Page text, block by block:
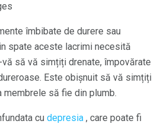
îmbibate de durere sau
spate aceste lacrimi necesită
să vă simțiți drenate, împovărate
Este obișnuit să vă simțiți
membrele să fie din plumb.
cu depresia , care poate fi